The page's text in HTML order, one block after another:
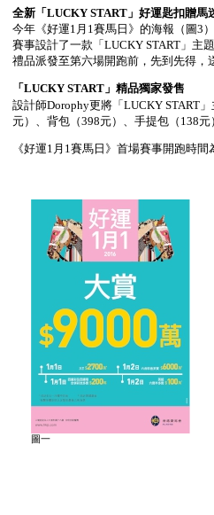
全新「LUCKY START 」好運匙扣贈馬
今年《好運1月1賽馬日》的海報（圖3
賽事設計了一款「LUCKY START」主
禮品派發至第六場開跑前，先到先得，
「LUCKY START」精品獨家發售
設計師Dorophy更將「LUCKY START
元）、背包（398元）、手提包（138
《好運1月1賽馬日》首場賽事開跑時
圖一